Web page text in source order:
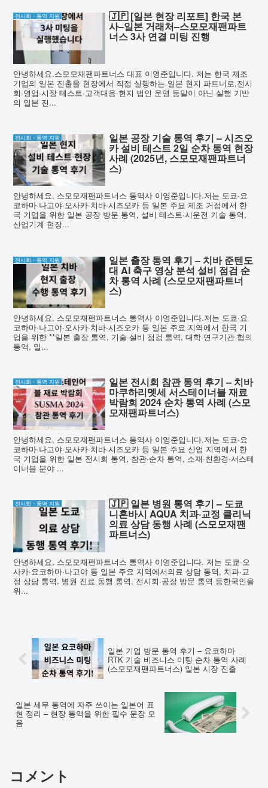
전시회・통역 지원 🇯🇵 [일본 현장 리포트] 한국 본
사–일본 거래처–스모모재팬파트
너스 3사 연결 미팅 진행
안녕하세요.스모모재팬파트너스 대표 이영준입니다. 저는 한국 제조
기업의 일본 진출을 현장에서 직접 실행하는 일본 현지 파트너로,전시
회·영업·시장 테스트·고객대응·현지 법인 운영 등말이 아닌 실행 기반
의 일본 진...
전시회・통역 지원 일본 공장 기술 통역 후기 – 시즈오
카 설비 테스트 2일 순차 통역 현장
사례 (2025년, 스모모재팬파트너
스)
안녕하세요, 스모모재팬파트너스 통역사 이영준입니다.저는 도쿄·요
코하마·나고야·오사카·치바·시즈오카 등 일본 주요 제조 거점에서 한
국 기업을 위한 일본 공장 방문 통역, 설비 테스트·시운전 기술 통역,
산업기계 현장...
전시회・통역 지원 일본 출장 통역 후기 – 치바 준텐도
대 AI 축구 영상 분석 설비 점검 순
차 통역 사례 (스모모재팬파트너
스)
안녕하세요, 스모모재팬파트너스 통역사 이영준입니다.저는 도쿄·요
코하마·나고야·오사카·치바·시즈오카 등 일본 주요 지역에서 한국 기
업을 위한 **일본 출장 통역, 기술·설비 점검 통역, 대학·연구기관 협의
통역, 일...
전시회・통역 지원 일본 전시회 참관 통역 후기 – 치바
마쿠하리멧세 서스테이너블 재료
박람회 2024 순차 통역 사례 (스모
모재팬파트너스)
안녕하세요, 스모모재팬파트너스 통역사 이영준입니다.저는 도쿄·요
코하마·나고야·오사카·치바·시즈오카 등 일본 주요 산업 지역에서 한
국 기업을 위한 일본 전시회 통역, 참관·순차 통역, 소재·친환경·서스테
이너블 분야 ...
전시회・통역 지원 🇯🇵 일본 병원 통역 후기 – 도쿄
니혼바시 AQUA 치과·교정 클리닉
의료 상담 동행 사례 (스모모재팬
파트너스)
안녕하세요, 스모모재팬파트너스 통역사 이영준입니다. 저는 도쿄·오
사카·요코하마·나고야 등 일본 주요 지역에서의료 상담 통역, 치과·교
정 상담 통역, 병원 진료 동행 통역, 전시회·공장 방문 통역 등한국인을
위...
일본 기업 방문 통역 후기 – 요코하마
RTK 기술 비즈니스 미팅 순차 통역 사례
(스모모재팬파트너스) 일본 시장 진출
일본 세무 통역에 자주 쓰이는 일본어 표
현 정리 – 현장 통역을 위한 필수 문장 모
음
コメント